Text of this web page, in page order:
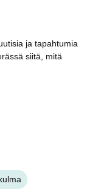
ja tapahtumia
siitä, mitä